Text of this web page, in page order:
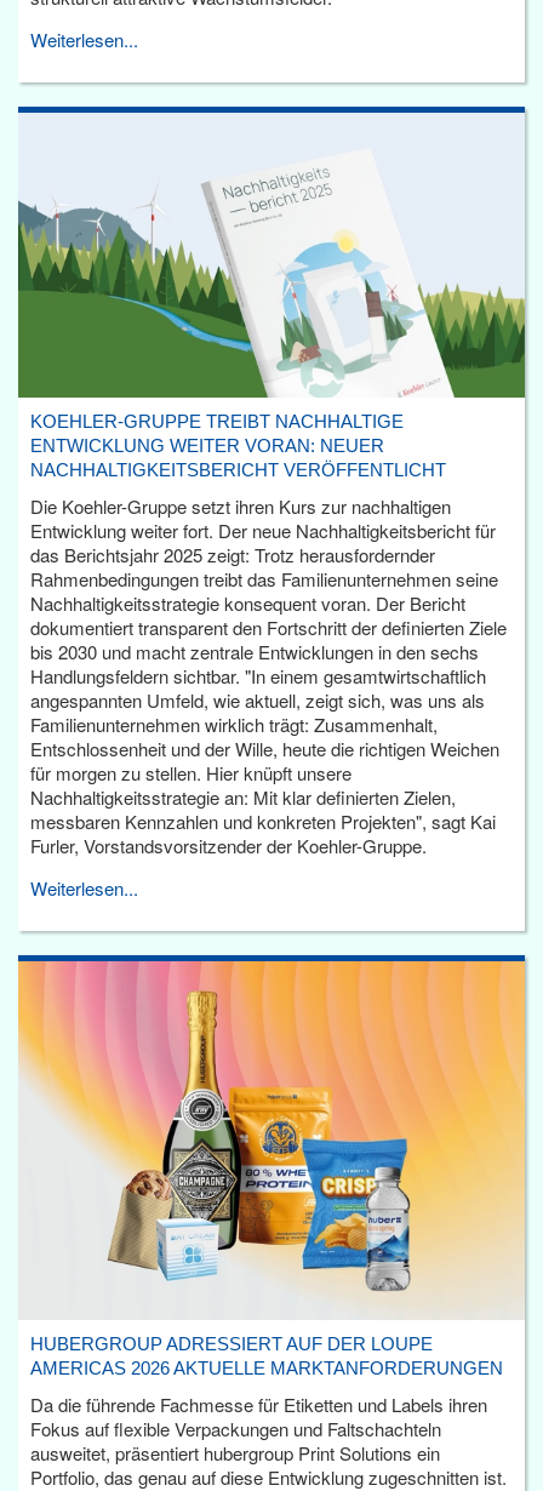
Weiterlesen...
KOEHLER-GRUPPE TREIBT NACHHALTIGE
ENTWICKLUNG WEITER VORAN: NEUER
NACHHALTIGKEITSBERICHT VERÖFFENTLICHT
Die Koehler-Gruppe setzt ihren Kurs zur nachhaltigen
Entwicklung weiter fort. Der neue Nachhaltigkeitsbericht für
das Berichtsjahr 2025 zeigt: Trotz herausfordernder
Rahmenbedingungen treibt das Familienunternehmen seine
Nachhaltigkeitsstrategie konsequent voran. Der Bericht
dokumentiert transparent den Fortschritt der definierten Ziele
bis 2030 und macht zentrale Entwicklungen in den sechs
Handlungsfeldern sichtbar. "In einem gesamtwirtschaftlich
angespannten Umfeld, wie aktuell, zeigt sich, was uns als
Familienunternehmen wirklich trägt: Zusammenhalt,
Entschlossenheit und der Wille, heute die richtigen Weichen
für morgen zu stellen. Hier knüpft unsere
Nachhaltigkeitsstrategie an: Mit klar definierten Zielen,
messbaren Kennzahlen und konkreten Projekten", sagt Kai
Furler, Vorstandsvorsitzender der Koehler-Gruppe.
Weiterlesen...
HUBERGROUP ADRESSIERT AUF DER LOUPE
AMERICAS 2026 AKTUELLE MARKTANFORDERUNGEN
Da die führende Fachmesse für Etiketten und Labels ihren
Fokus auf flexible Verpackungen und Faltschachteln
ausweitet, präsentiert hubergroup Print Solutions ein
Portfolio, das genau auf diese Entwicklung zugeschnitten ist.